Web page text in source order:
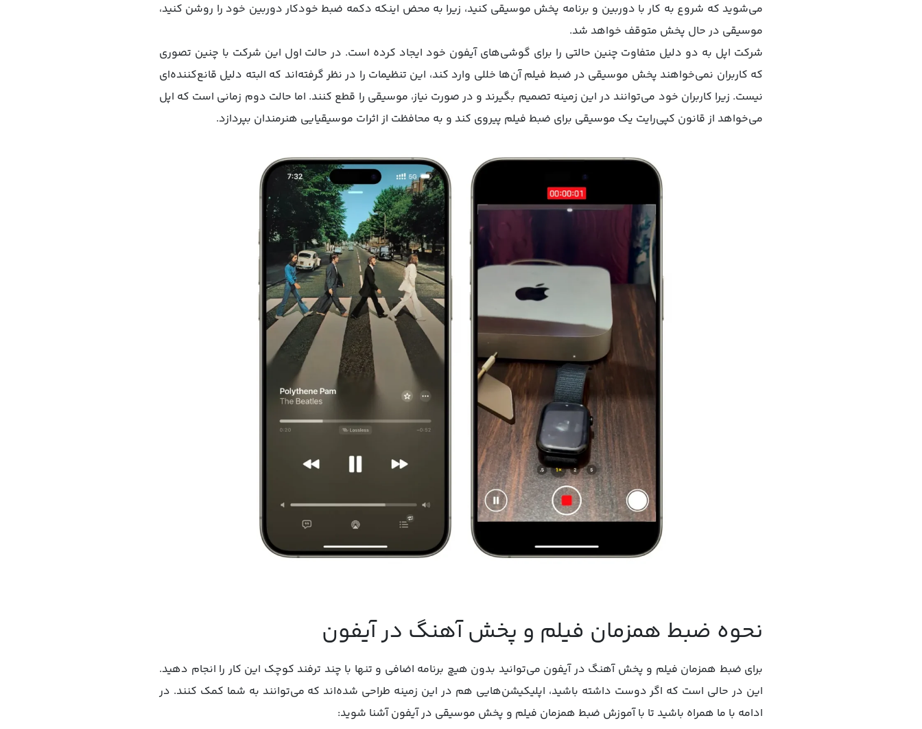
می‌شوید که شروع به کار با دوربین و برنامه پخش موسیقی کنید، زیرا به محض اینکه دکمه ضبط خودکار دوربین خود را روشن کنید،
موسیقی در حال پخش متوقف خواهد شد.
شرکت اپل به دو دلیل متفاوت چنین حالتی را برای گوشی‌های آیفون خود ایجاد کرده است. در حالت اول این شرکت با چنین تصوری
که کاربران نمی‌خواهند پخش موسیقی در ضبط فیلم آن‌ها خللی وارد کند، این تنظیمات را در نظر گرفته‌اند که البته دلیل قانع‌کننده‌ای
نیست. زیرا کاربران خود می‌توانند در این زمینه تصمیم بگیرند و در صورت نیاز، موسیقی را قطع کنند. اما حالت دوم زمانی است که اپل
می‌خواهد از قانون کپی‌رایت یک موسیقی برای ضبط فیلم پیروی کند و به محافظت از اثرات موسیقیایی هنرمندان بپردازد.
نحوه ضبط همزمان فیلم و پخش آهنگ در آیفون
برای ضبط همزمان فیلم و پخش آهنگ در آیفون می‌توانید بدون هیچ برنامه اضافی و تنها با چند ترفند کوچک این کار را انجام دهید.
این در حالی است که اگر دوست داشته باشید، اپلیکیشن‌هایی هم در این زمینه طراحی شده‌اند که می‌توانند به شما کمک کنند. در
ادامه با ما همراه باشید تا با آموزش ضبط همزمان فیلم و پخش موسیقی در آیفون آشنا شوید: